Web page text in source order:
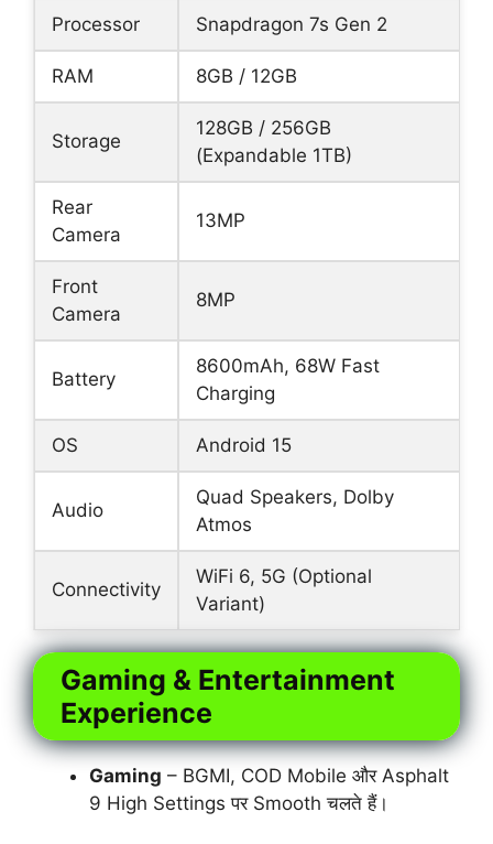
Processor Snapdragon 7s Gen 2
RAM 8GB / 12GB
Storage
128GB / 256GB
(Expandable 1TB)
Rear
Camera
13MP
Front
Camera
8MP
Battery
8600mAh, 68W Fast
Charging
OS Android 15
Audio
Quad Speakers, Dolby
Atmos
Connectivity
WiFi 6, 5G (Optional
Variant)
Gaming & Entertainment
Experience
Gaming – BGMI, COD Mobile और Asphalt
9 High Settings पर Smooth चलते हैं।